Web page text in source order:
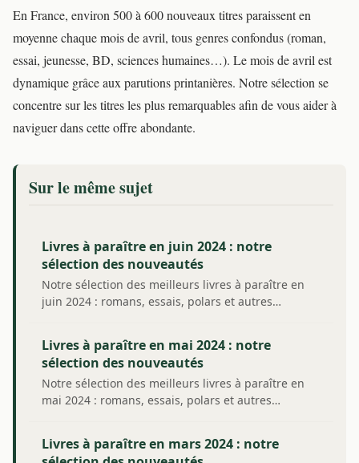
En France, environ 500 à 600 nouveaux titres paraissent en
moyenne chaque mois de avril, tous genres confondus (roman,
essai, jeunesse, BD, sciences humaines…). Le mois de avril est
dynamique grâce aux parutions printanières. Notre sélection se
concentre sur les titres les plus remarquables afin de vous aider à
naviguer dans cette offre abondante.
Sur le même sujet
Livres à paraître en juin 2024 : notre
sélection des nouveautés
Notre sélection des meilleurs livres à paraître en
juin 2024 : romans, essais, polars et autres…
Livres à paraître en mai 2024 : notre
sélection des nouveautés
Notre sélection des meilleurs livres à paraître en
mai 2024 : romans, essais, polars et autres…
Livres à paraître en mars 2024 : notre